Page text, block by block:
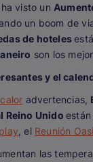
ha visto un
un boom de
de hoteles
son los
y el
advertencias,
Reino Unido están
, el Reunión
las